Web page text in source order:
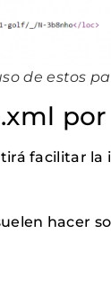
de estos
facilitar la
hacer